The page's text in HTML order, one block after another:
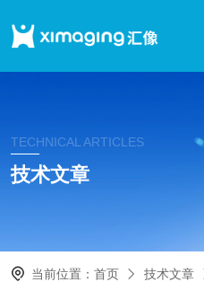
TECHNICAL ARTICLES
技术文章
当前位置：首页 技术文章